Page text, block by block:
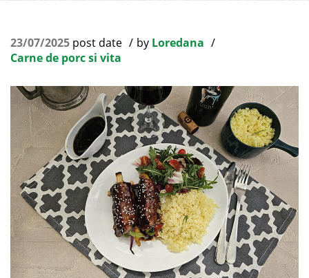
23/07/2025 post date by Loredana
Carne de porc si vita